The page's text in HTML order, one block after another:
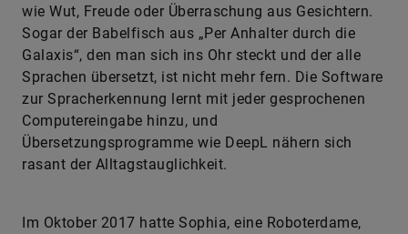
wie Wut, Freude oder Überraschung aus Gesichtern.
Sogar der Babelfisch aus „Per Anhalter durch die
Galaxis“, den man sich ins Ohr steckt und der alle
Sprachen übersetzt, ist nicht mehr fern. Die Software
zur Spracherkennung lernt mit jeder gesprochenen
Computereingabe hinzu, und
Übersetzungsprogramme wie DeepL nähern sich
rasant der Alltagstauglichkeit.
Im Oktober 2017 hatte Sophia, eine Roboterdame,